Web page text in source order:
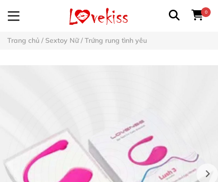
0
Trang chủ / Sextoy Nữ/ Trứng rung tình yêu